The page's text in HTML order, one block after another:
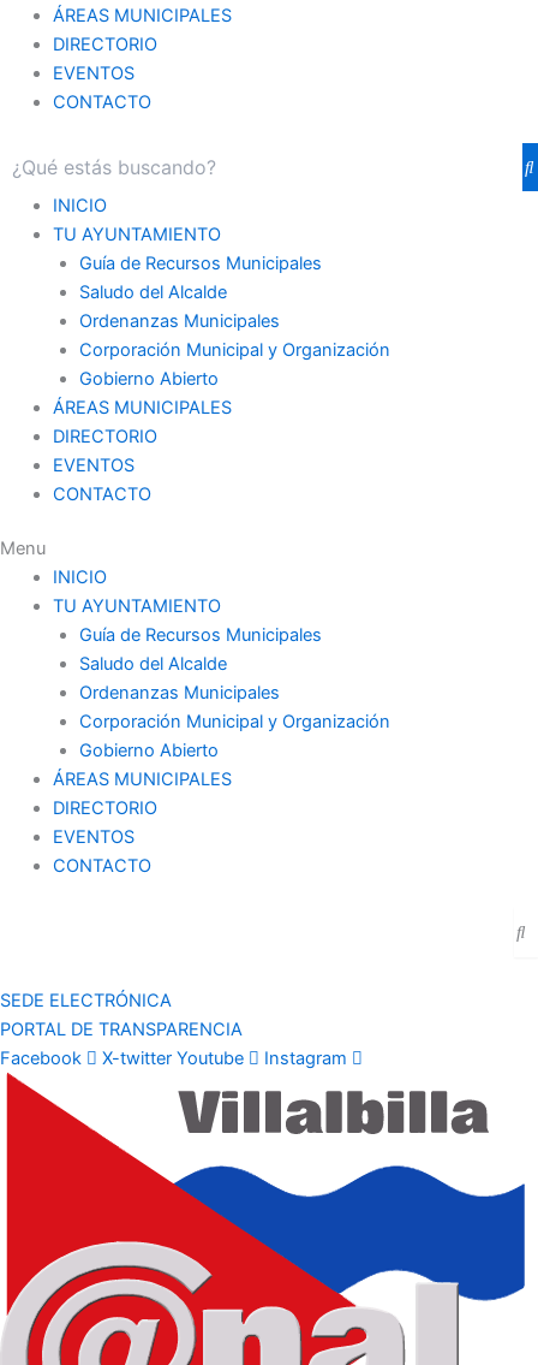
ÁREAS MUNICIPALES
DIRECTORIO
EVENTOS
CONTACTO
INICIO
TU AYUNTAMIENTO
Guía de Recursos Municipales
Saludo del Alcalde
Ordenanzas Municipales
Corporación Municipal y Organización
Gobierno Abierto
ÁREAS MUNICIPALES
DIRECTORIO
EVENTOS
CONTACTO
Menu
INICIO
TU AYUNTAMIENTO
Guía de Recursos Municipales
Saludo del Alcalde
Ordenanzas Municipales
Corporación Municipal y Organización
Gobierno Abierto
ÁREAS MUNICIPALES
DIRECTORIO
EVENTOS
CONTACTO
SEDE ELECTRÓNICA
PORTAL DE TRANSPARENCIA
Facebook
X-twitter Youtube Instagram